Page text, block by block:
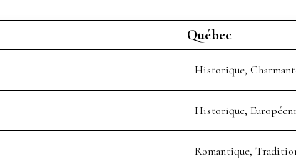
Québec
Historique,
Historique,
Romantique,